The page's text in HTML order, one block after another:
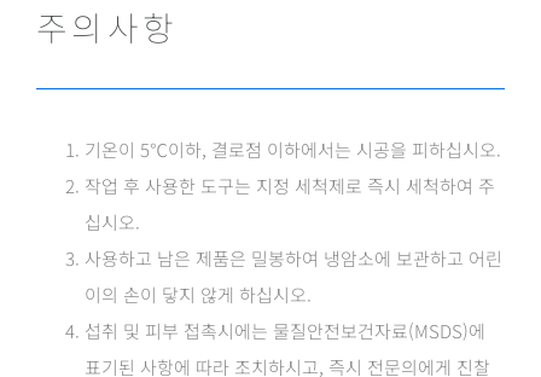
주의사항
기온이 5℃이하, 결로점 이하에서는 시공을 피하십시오.
작업 후 사용한 도구는 지정 세척제로 즉시 세척하여 주
십시오.
사용하고 남은 제품은 밀봉하여 냉암소에 보관하고 어린
이의 손이 닿지 않게 하십시오.
섭취 및 피부 접촉시에는 물질안전보건자료(MSDS)에
표기된 사항에 따라 조치하시고, 즉시 전문의에게 진찰